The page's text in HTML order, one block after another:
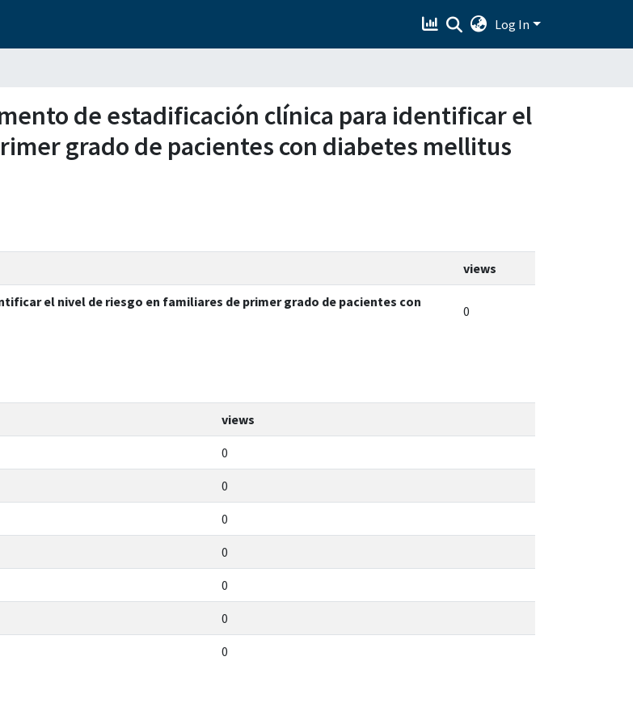
Log In
de estadificación clínica para identificar el
grado de pacientes con diabetes mellitus
views
el nivel de riesgo en familiares de primer grado de pacientes con
0
views
0
0
0
0
0
0
0